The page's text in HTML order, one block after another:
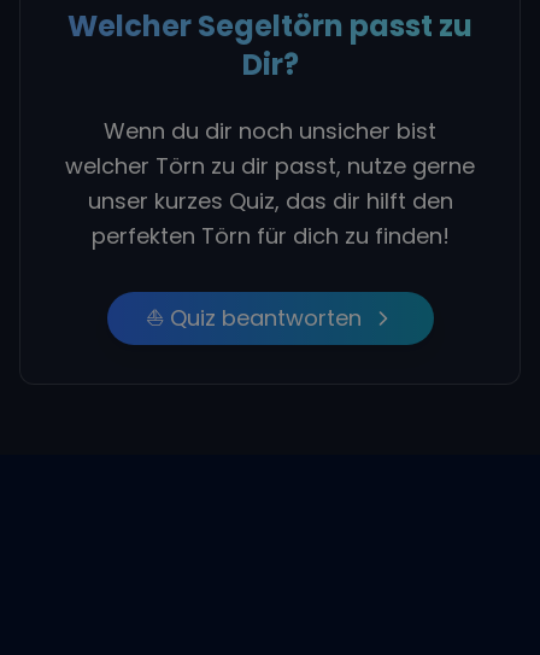
Welcher Segeltörn passt zu
Dir?
Wenn du dir noch unsicher bist
welcher Törn zu dir passt, nutze gerne
unser kurzes Quiz, das dir hilft den
perfekten Törn für dich zu finden!
⛵ Quiz beantworten